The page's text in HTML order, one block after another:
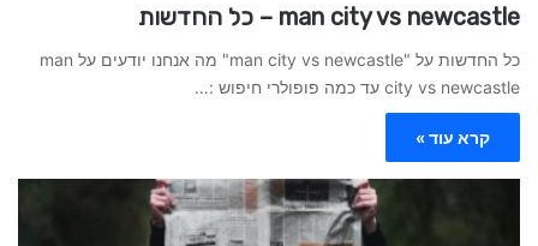
man city vs newcastle – כל החדשות
כל החדשות על "man city vs newcastle" מה אנחנו יודעים על man
city vs newcastle עד כמה פופולרי חיפוש :…
קרא עוד »